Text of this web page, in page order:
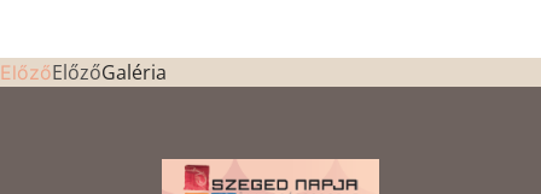
ElőzőElőzőGaléria